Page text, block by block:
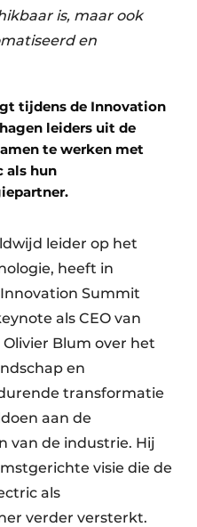
is, maar ook
en
tijdens de Innovation
leiders uit de
te werken met
als hun
leider op het
heeft in
Summit
als CEO van
Blum over het
en
transformatie
aan de
van de industrie. Hij
visie die de
als
verder versterkt.